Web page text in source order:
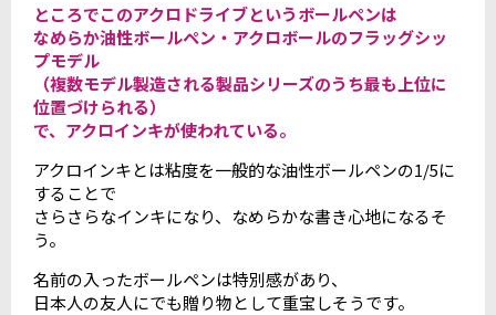
ところでこのアクロドライブというボールペンは
なめらか油性ボールペン・アクロボールのフラッグシッ
プモデル
（複数モデル製造される製品シリーズのうち最も上位に
位置づけられる）
で、アクロインキが使われている。
アクロインキとは粘度を一般的な油性ボールペンの1/5に
することで
さらさらなインキになり、なめらかな書き心地になるそ
う。
名前の入ったボールペンは特別感があり、
日本人の友人にでも贈り物として重宝しそうです。